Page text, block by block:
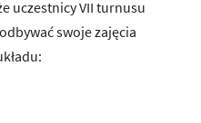
uczestnicy VII turnusu
swoje zajęcia